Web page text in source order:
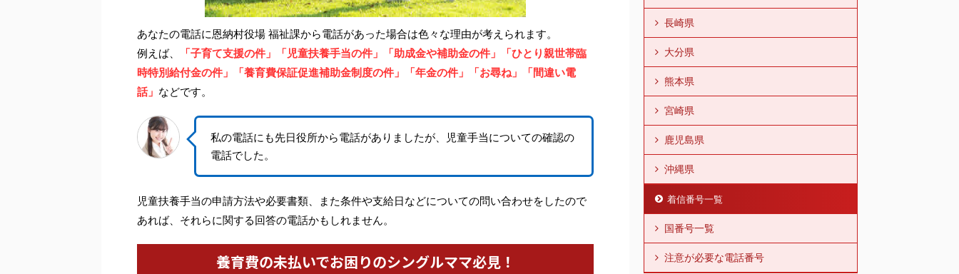
あなたの電話に恩納村役場 福祉課から電話があった場合は色々な理由が考えられます。
例えば、
「子育て支援の件」「児童扶養手当の件」「助成金や補助金の件」「ひとり親世帯臨
時特別給付金の件」「養育費保証促進補助金制度の件」「年金の件」「お尋ね」「間違い電
話」 などです。
私の電話にも先日役所から電話がありましたが、児童手当についての確認の
電話でした。
児童扶養手当の申請方法や必要書類、また条件や支給日などについての問い合わせをしたので
あれば、それらに関する回答の電話かもしれません。
養育費の未払いでお困りのシングルママ必見！
長崎県
大分県
熊本県
宮崎県
鹿児島県
沖縄県
着信番号一覧
国番号一覧
注意が必要な電話番号